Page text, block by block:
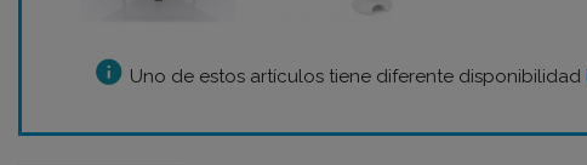
info Uno de estos artículos tiene diferente disponibilidad